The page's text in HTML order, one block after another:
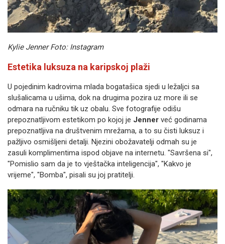
Kylie Jenner Foto: Instagram
Estetika luksuza na karipskoj plaži
U pojedinim kadrovima mlada bogatašica sjedi u ležaljci sa
slušalicama u ušima, dok na drugima pozira uz more ili se
odmara na ručniku tik uz obalu. Sve fotografije odišu
prepoznatljivom estetikom po kojoj je Jenner već godinama
prepoznatljiva na društvenim mrežama, a to su čisti luksuz i
pažljivo osmišljeni detalji. Njezini obožavatelji odmah su je
zasuli komplimentima ispod objave na internetu. "Savršena si",
"Pomislio sam da je to vještačka inteligencija", "Kakvo je
vrijeme", "Bomba", pisali su joj pratitelji.